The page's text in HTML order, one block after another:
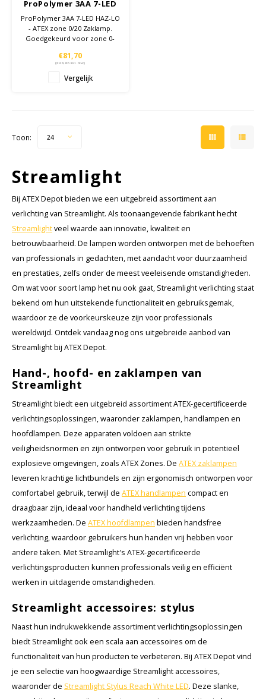
ProPolymer 3AA 7-LED
HAZ-LO - ATEX zone
0/20 Zaklamp
ProPolymer 3AA 7-LED HAZ-LO
- ATEX zone 0/20 Zaklamp.
Goedgekeurd voor zone 0-
plaatsen met een explosieve
mijnen die gevoelig zijn voor
€81,70
(€98,86 Incl. btw)
Vergelijk
Toon: 24
Streamlight
Bij ATEX Depot bieden we een uitgebreid assortiment aan
verlichting van Streamlight. Als toonaangevende fabrikant hecht
Streamlightveel waarde aan innovatie, kwaliteit en
betrouwbaarheid. De lampen worden ontworpen met de behoeften
van professionals in gedachten, met aandacht voor duurzaamheid
en prestaties, zelfs onder de meest veeleisende omstandigheden.
Om wat voor soort lamp het nu ook gaat, Streamlight verlichting staat
bekend om hun uitstekende functionaliteit en gebruiksgemak,
waardoor ze de voorkeurskeuze zijn voor professionals
wereldwijd. Ontdek vandaag nog ons uitgebreide aanbod van
Streamlight bij ATEX Depot.
Hand-, hoofd- en zaklampen van
Streamlight
Streamlight biedt een uitgebreid assortiment ATEX-gecertificeerde
verlichtingsoplossingen, waaronder zaklampen, handlampen en
hoofdlampen. Deze apparaten voldoen aan strikte
veiligheidsnormen en zijn ontworpen voor gebruik in potentieel
explosieve omgevingen, zoals ATEX Zones. De ATEX zaklampen
leveren krachtige lichtbundels en zijn ergonomisch ontworpen voor
comfortabel gebruik, terwijl de ATEX handlampen compact en
draagbaar zijn, ideaal voor handheld verlichting tijdens
werkzaamheden. De ATEX hoofdlampen bieden handsfree
verlichting, waardoor gebruikers hun handen vrij hebben voor
andere taken. Met Streamlight's ATEX-gecertificeerde
verlichtingsproducten kunnen professionals veilig en efficiënt
werken in uitdagende omstandigheden.
Streamlight accessoires: stylus
Naast hun indrukwekkende assortiment verlichtingsoplossingen
biedt Streamlight ook een scala aan accessoires om de
functionaliteit van hun producten te verbeteren. Bij ATEX Depot vind
je een selectie van hoogwaardige Streamlight accessoires,
waaronder de Streamlight Stylus Reach White LED. Deze slanke,